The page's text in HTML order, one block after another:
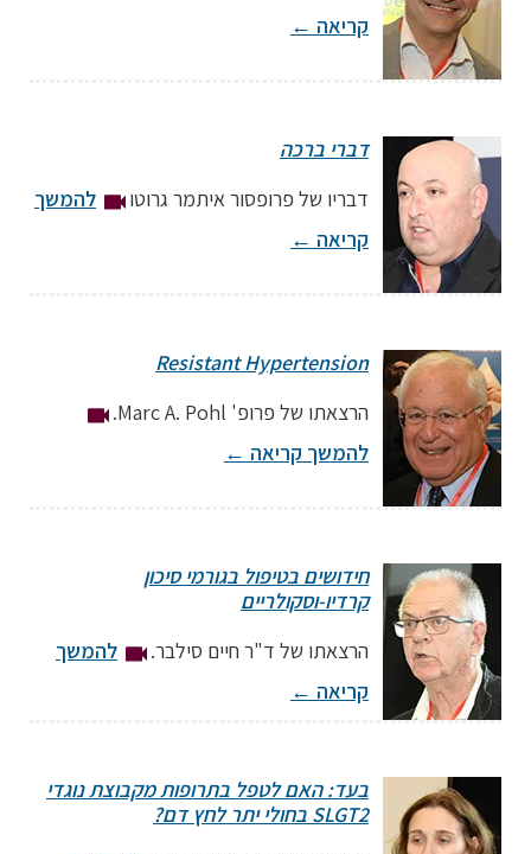
קריאה ←
מנהל המכון לנפרולוגיה ויל"ד, בית החולים האוניברסיטאי אסותא אשדוד; יו"ר,
החברה הישראלית ליל"ד
דברי ברכה
דבריו של פרופסור איתמר גרוטו
להמשך
קריאה ←
סמנכ"ל משרד הבריאותResistant Hypertension
הרצאתו של פרופ' Marc A. Pohl.
להמשך קריאה ←
Cleveland Clinic
חידושים בטיפול בגורמי סיכון
קרדיו-וסקולריים
הרצאתו של ד"ר חיים סילבר.
להמשך
קריאה ←
יו"ר החוג לקרדיולוגיה בקהילהבעד: האם לטפל בתרופות מקבוצת נוגדי
SLGT2 בחולי יתר לחץ דם?